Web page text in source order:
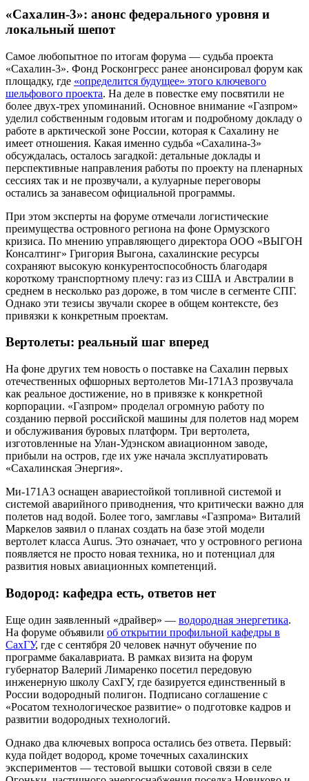
«Сахалин-3»: анонс федерального уровня и
локальный шепот
Самое любопытное по итогам форума — судьба проекта
«Сахалин-3». Фонд Росконгресс ранее анонсировал форум как
площадку, где «определится будущее» этого ключевого
шельфового проекта. На деле в повестке ему посвятили не
более двух-трех упоминаний. Основное внимание «Газпром»
уделил собственным годовым итогам и подробному докладу о
работе в арктической зоне России, которая к Сахалину не
имеет отношения. Какая именно судьба «Сахалина-3»
обсуждалась, осталось загадкой: детальные доклады и
перспективные направления работы по проекту на пленарных
сессиях так и не прозвучали, а кулуарные переговоры
остались за занавесом официальной программы.
При этом эксперты на форуме отмечали логистические
преимущества островного региона на фоне Ормузского
кризиса. По мнению управляющего директора ООО «ВЫГОН
Консалтинг» Григория Выгона, сахалинские ресурсы
сохраняют высокую конкурентоспособность благодаря
короткому транспортному плечу: газ из США и Австралии в
среднем в несколько раз дороже, в том числе в сегменте СПГ.
Однако эти тезисы звучали скорее в общем контексте, без
привязки к конкретным проектам.
Вертолеты: реальный шаг вперед
На фоне других тем новость о поставке на Сахалин первых
отечественных офшорных вертолетов Ми-171А3 прозвучала
как реальное достижение, но в привязке к конкретной
корпорации. «Газпром» проделал огромную работу по
созданию первой российской машины для полетов над морем
и обслуживания буровых платформ. Три вертолета,
изготовленные на Улан-Удэнском авиационном заводе,
прибыли на остров, где их уже начала эксплуатировать
«Сахалинская Энергия».
Ми-171А3 оснащен авариестойкой топливной системой и
системой аварийного приводнения, что критически важно для
полетов над водой. Более того, замглавы «Газпрома» Виталий
Маркелов заявил о планах создать на базе этой модели
вертолет класса Aurus. Это означает, что у островного региона
появляется не просто новая техника, но и потенциал для
развития новых авиационных компетенций.
Водород: кафедра есть, ответов нет
Еще один заявленный «драйвер» — водородная энергетика.
На форуме объявили об открытии профильной кафедры в
СахГУ, где с сентября 20 человек начнут обучение по
программе бакалавриата. В рамках визита на форум
губернатор Валерий Лимаренко посетил передовую
инженерную школу СахГУ, где базируется единственный в
России водородный полигон. Подписано соглашение с
«Росатом технологическое развитие» о подготовке кадров и
развитии водородных технологий.
Однако два ключевых вопроса остались без ответа. Первый:
куда пойдет водород, кроме точечных сахалинских
экспериментов — тестовой вышки сотовой связи в селе